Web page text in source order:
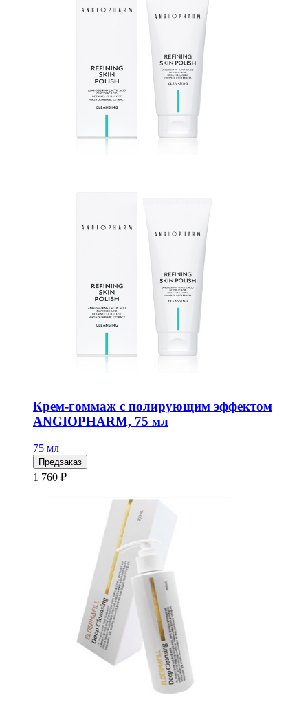
Крем-гоммаж с полирующим эффектом
ANGIOPHARM, 75 мл
75 мл
Предзаказ
1 760 ₽